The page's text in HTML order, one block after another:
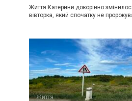
Життя Катерини докорінно
вівторка, який спочатку не
Життя